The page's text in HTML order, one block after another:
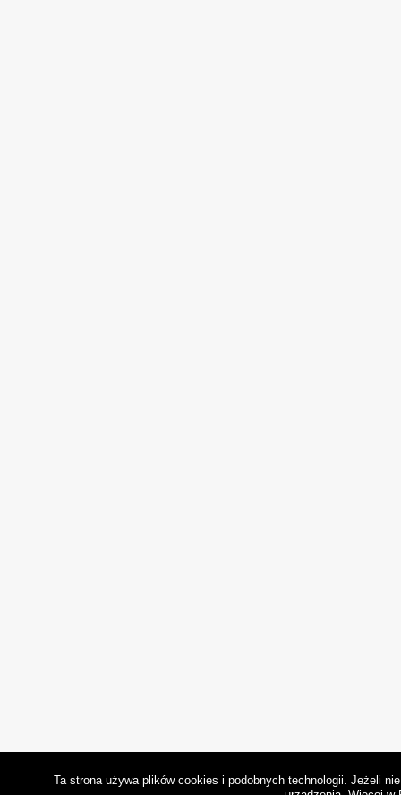
Ta strona używa plików cookies i podobnych technologii. Jeżeli